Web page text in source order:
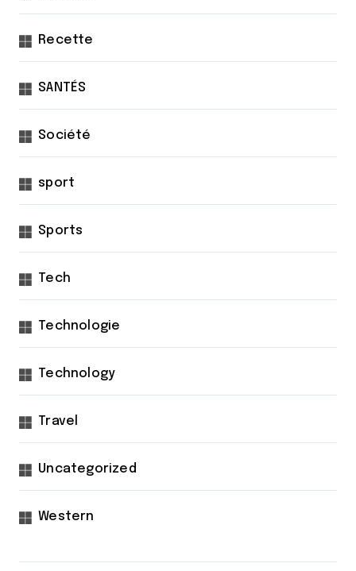
Recette
SANTÉS
Société
sport
Sports
Tech
Technologie
Technology
Travel
Uncategorized
Western